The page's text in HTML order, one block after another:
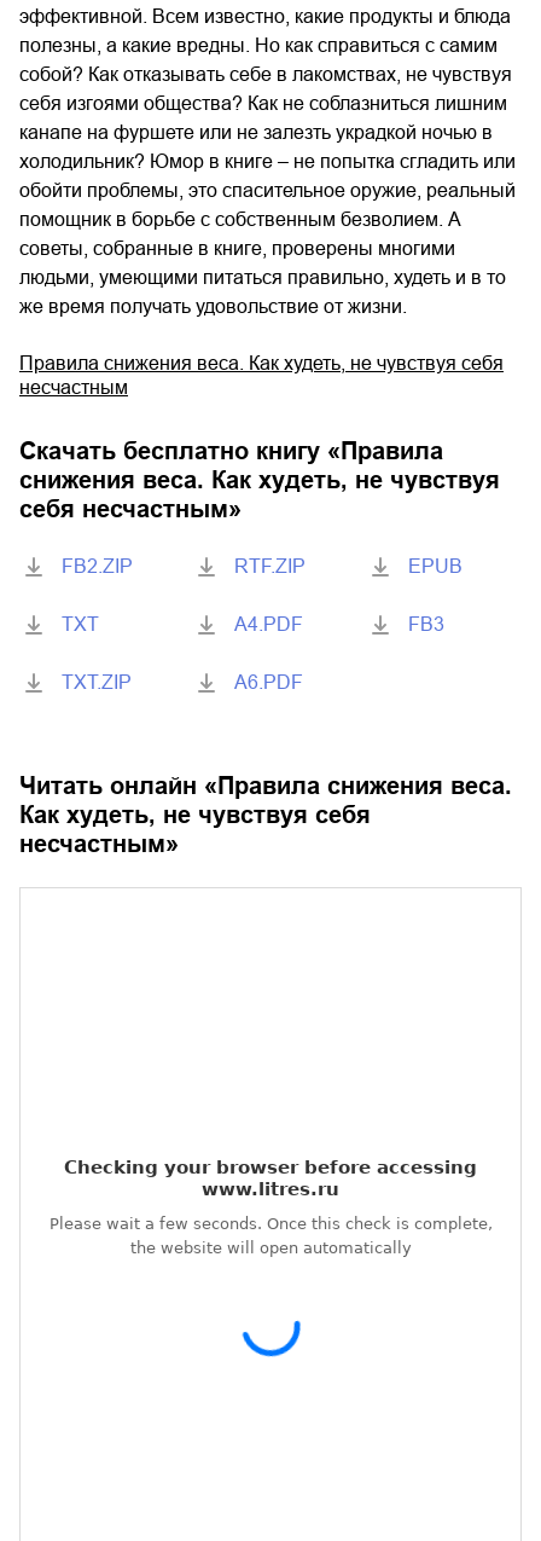
эффективной. Всем известно, какие продукты и блюда
полезны, а какие вредны. Но как справиться с самим
собой? Как отказывать себе в лакомствах, не чувствуя
себя изгоями общества? Как не соблазниться лишним
канапе на фуршете или не залезть украдкой ночью в
холодильник? Юмор в книге – не попытка сгладить или
обойти проблемы, это спасительное оружие, реальный
помощник в борьбе с собственным безволием. А
советы, собранные в книге, проверены многими
людьми, умеющими питаться правильно, худеть и в то
же время получать удовольствие от жизни.
Правила снижения веса. Как худеть, не чувствуя себя
несчастным
Скачать бесплатно книгу « Правила
снижения веса. Как худеть, не чувствуя
себя несчастным»
FB2.ZIP
TXT
TXT.ZIP
RTF.ZIP
A4.PDF
A6.PDF
EPUB
FB3
Читать онлайн « Правила снижения веса.
Как худеть, не чувствуя себя
несчастным»